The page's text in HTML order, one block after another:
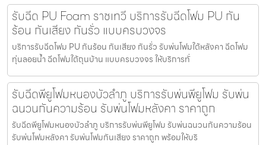
รับฉีด PU Foam ราชเทวี บริการรับฉีดโฟม PU กัน
ร้อน กันเสียง กันรั่ว แบบครบวงจร
บริการรับฉีดโฟม PU กันร้อน กันเสียง กันรั่ว รับพ่นโฟมใต้หลังคา ฉีดโฟม
ทุ่นลอยน้ำ ฉีดโฟมใต้ถุนบ้าน แบบครบวงจร ให้บริการทั่
รับฉีดพียูโฟมหนองบัวลำภู บริการรับพ่นพียูโฟม รับพ่น
ฉนวนกันความร้อน รับพ่นโฟมหลังคา ราคาถูก
รับฉีดพียูโฟมหนองบัวลำภู บริการรับพ่นพียูโฟม รับพ่นฉนวนกันความร้อน
รับพ่นโฟมหลังคา รับพ่นโฟมกันเสียง ราคาถูก พร้อมให้บริ